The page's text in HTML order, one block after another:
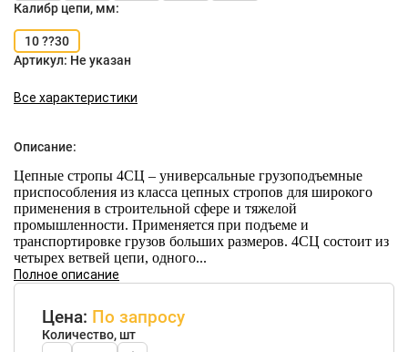
Калибр цепи, мм:
10 ??30
Артикул: Не указан
Все характеристики
Описание:
Цепные стропы 4СЦ – универсальные грузоподъемные
приспособления из класса цепных стропов для широкого
применения в строительной сфере и тяжелой
промышленности. Применяется при подъеме и
транспортировке грузов больших размеров. 4СЦ состоит из
четырех ветвей цепи, одного...
Полное описание
Цена: По запросу
Количество, шт